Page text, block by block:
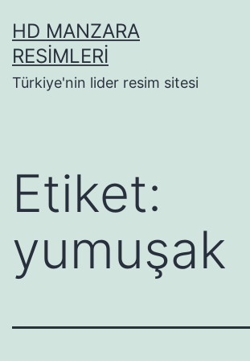
geçHD MANZARA
RESIMLERI
Türkiye'nin lider resim sitesi
Etiket:
yumuşak